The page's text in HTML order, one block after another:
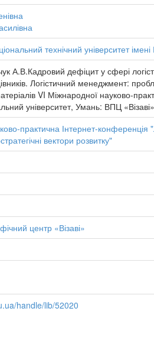
технічний університет
А.В.Кадровий дефіцит у сфері
Логістичний менеджмент:
VI Міжнародної науково-
університет, Умань: ВПЦ
практична Інтернет-
вектори розвитку"
центр «Візаві»
handle/lib/52020